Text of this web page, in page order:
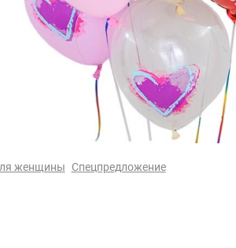
женщины Спецпредложение